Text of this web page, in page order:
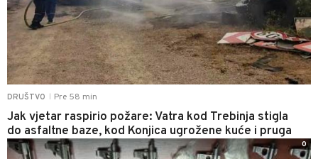
DRUŠTVO Pre 58 min
Jak vjetar raspirio požare: Vatra kod Trebinja stigla
do asfaltne baze, kod Konjica ugrožene kuće i pruga
0